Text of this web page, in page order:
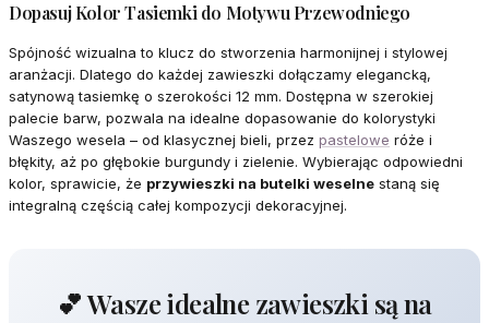
Dopasuj Kolor Tasiemki do Motywu Przewodniego
Spójność wizualna to klucz do stworzenia harmonijnej i stylowej
aranżacji. Dlatego do każdej zawieszki dołączamy elegancką,
satynową tasiemkę o szerokości 12 mm. Dostępna w szerokiej
palecie barw, pozwala na idealne dopasowanie do kolorystyki
Waszego wesela – od klasycznej bieli, przez pastelowe róże i
błękity, aż po głębokie burgundy i zielenie. Wybierając odpowiedni
kolor, sprawicie, że przywieszki na butelki weselne staną się
integralną częścią całej kompozycji dekoracyjnej.
💕 Wasze idealne zawieszki są na